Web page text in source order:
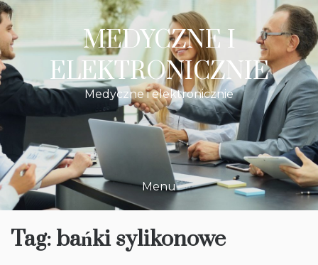
Skip
to
content
MEDYCZNE I
ELEKTRONICZNIE
Medyczne i elektronicznie
Menu
Tag: bańki sylikonowe